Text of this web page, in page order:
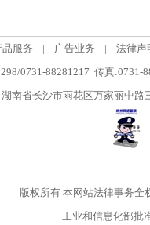
品服务 | 广告业务 |
法律声
0731-88281217 传真:0731-
南省长沙市雨花区万家丽中
版权所有本网站法律事务全
工业和信息化部批